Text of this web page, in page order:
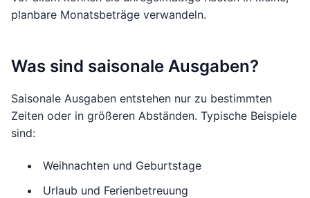
planbare Monatsbeträge verwandeln.
Was sind saisonale Ausgaben?
Saisonale Ausgaben entstehen nur zu bestimmten
Zeiten oder in größeren Abständen. Typische Beispiele
sind:
Weihnachten und Geburtstage
Urlaub und Ferienbetreuung